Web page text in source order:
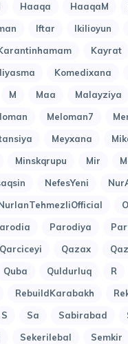
Haaqa HaaqaM
Iftar Ikilioyun
Kayrat
Komedixana
M Maa Malayziya
Meloman7
Meyxana
Minskqrupu Mir
NefesYeni
O
Parodiya
Qarciceyi Qazax
Quba Quldurluq R
RebuildKarabakh
S Sa Sabirabad
Sekerilebal Semkir